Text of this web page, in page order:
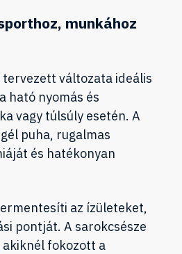
munkához
változata ideális
ható nyomás és
vagy túlsúly esetén. A
puha, rugalmas
és hatékonyan
az ízületeket,
pontját. A sarokcsésze
fokozott a